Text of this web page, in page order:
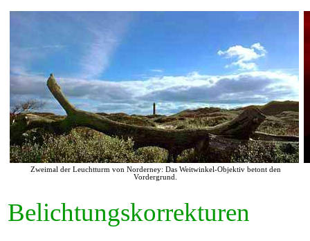
Zweimal der Leuchtturm von Norderney: Das Weitwinkel-Objektiv betont den
Vordergrund.
Belichtungskorrekturen